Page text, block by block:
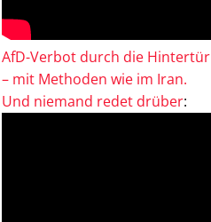
AfD-Verbot durch die Hintertür
– mit Methoden wie im Iran.
Und niemand redet drüber: